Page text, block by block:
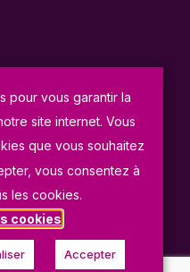
2026
de Vente
Légales
ProSim
pour vous garantir la
site internet. Vous
que vous souhaitez
vous consentez à
les cookies.
cookies
Accepter